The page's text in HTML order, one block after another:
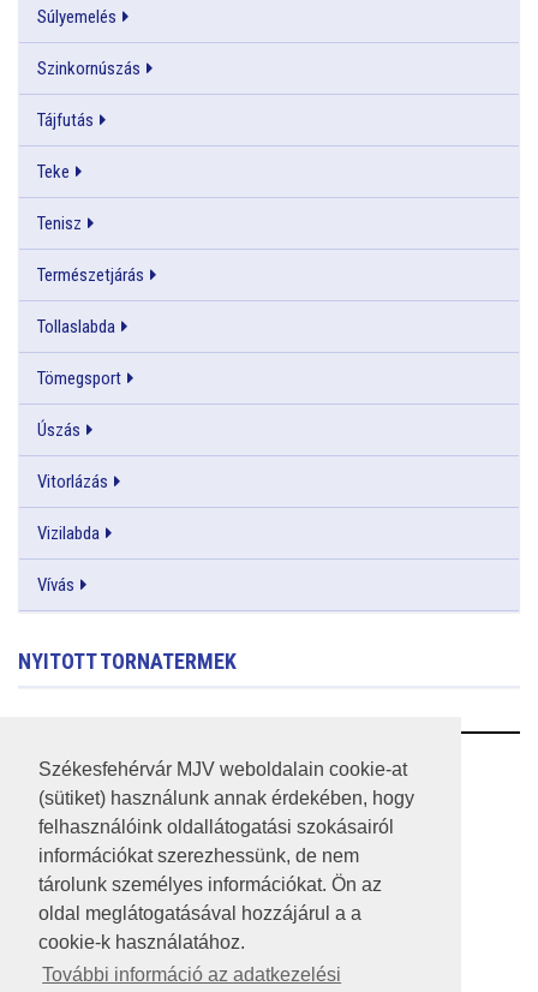
Székesfehérvár MJV weboldalain cookie-at
(sütiket) használunk annak érdekében, hogy
felhasználóink oldallátogatási szokásairól
információkat szerezhessünk, de nem
tárolunk személyes információkat. Ön az
oldal meglátogatásával hozzájárul a a
cookie-k használatához.
További információ az adatkezelési
Súlyemelés
Szinkornúszás
Tájfutás
Teke
Tenisz
Természetjárás
Tollaslabda
Tömegsport
Úszás
Vitorlázás
Vizilabda
Vívás
NYITOTT TORNATERMEK
RSS
A HONLAP 2017.03.31-I ÁLLAPOTA
JOGI NYILATKOZAT
IMPRESSZUM